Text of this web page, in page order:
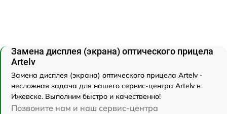
Замена дисплея (экрана) оптического прицела
Artelv
Замена дисплея (экрана) оптического прицела Artelv -
несложная задача для нашего сервис-центра Artelv в
Ижевске. Выполним быстро и качественно!
Позвоните нам и наш сервис-центра